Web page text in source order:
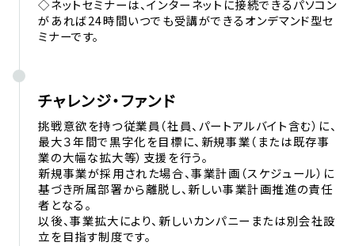
◇ネットセミナーは、インターネットに接続できるパソコン
があれば24時間いつでも受講ができるオンデマンド型セ
ミナーです。
チャレンジ・ファンド
挑戦意欲を持つ従業員（社員、パートアルバイト含む）に、
最大３年間で黒字化を目標に、新規事業（または既存事
業の大幅な拡大等）支援を行う。
新規事業が採用された場合、事業計画（スケジュール）に
基づき所属部署から離脱し、新しい事業計画推進の責任
者となる。
以後、事業拡大により、新しいカンパニーまたは別会社設
立を目指す制度です。